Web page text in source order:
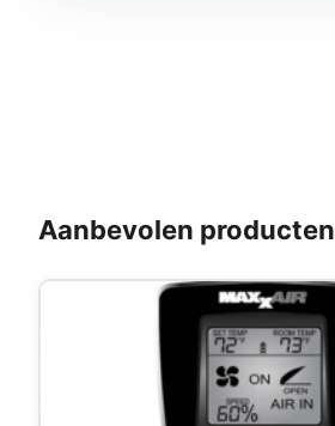
Aanbevolen producten